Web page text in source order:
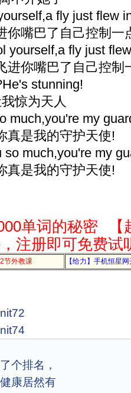
fly just flew
你嘴巴了自己控制一
yourself,a fly just
进你嘴巴了自己控制
stunning!
惊为天人
much,you're my
真是我的守护天使!
much,you're my
真是我的守护天使!
单词的秘密
注册即可免费试
节外教课 【给力】手机恒星
个排名，
康居然有